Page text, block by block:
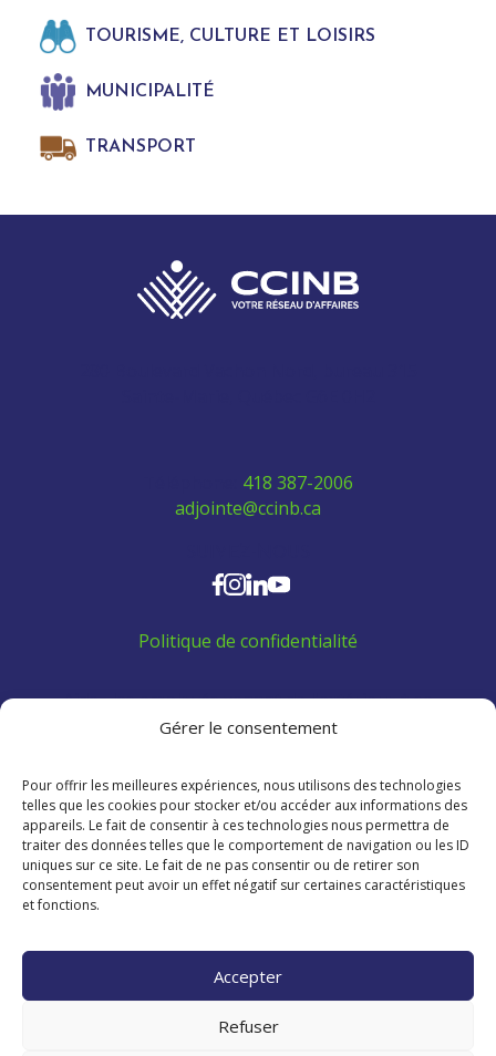
Gérer le consentement
Pour offrir les meilleures expériences, nous utilisons des technologies
telles que les cookies pour stocker et/ou accéder aux informations des
appareils. Le fait de consentir à ces technologies nous permettra de
traiter des données telles que le comportement de navigation ou les ID
uniques sur ce site. Le fait de ne pas consentir ou de retirer son
consentement peut avoir un effet négatif sur certaines caractéristiques
et fonctions.
Accepter
Refuser
TOURISME, CULTURE ET LOISIRS
MUNICIPALITÉ
TRANSPORT
418 387-2006
adjointe@ccinb.ca
Politique de confidentialité
Aidez les employés venant de l'extérieur à se
trouver un logement: